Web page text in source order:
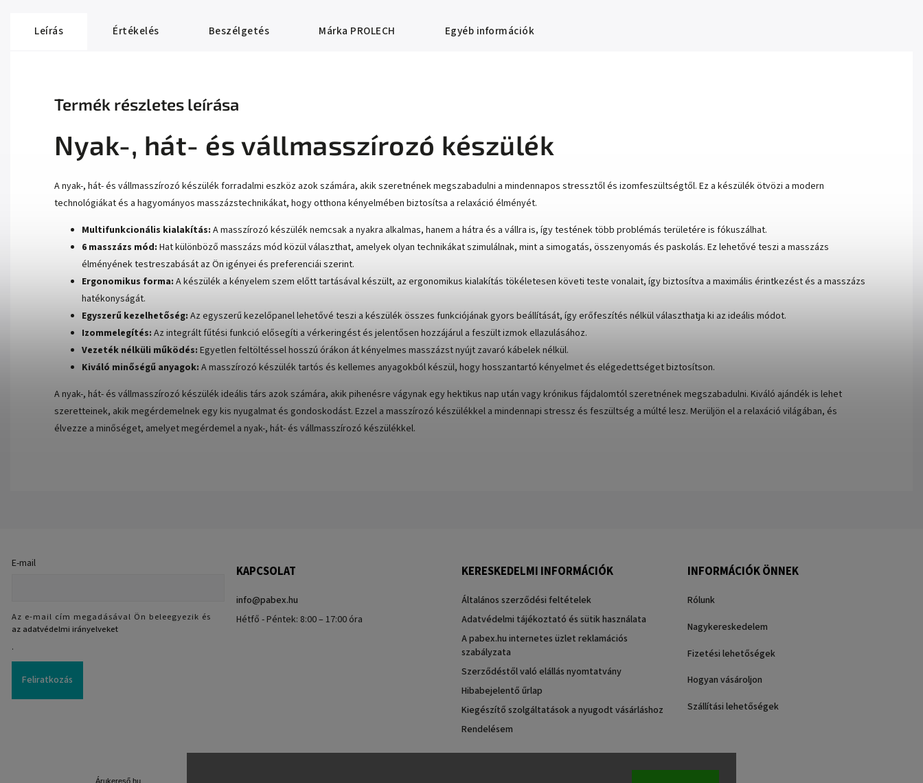
Leírás Értékelés Beszélgetés Márka PROLECH Egyéb információk
Termék részletes leírása
Nyak-, hát- és vállmasszírozó készülék
A nyak-, hát- és vállmasszírozó készülék forradalmi eszköz azok számára, akik szeretnének megszabadulni a mindennapos stressztől és izomfeszültségtől. Ez a készülék ötvözi a modern
technológiákat és a hagyományos masszázstechnikákat, hogy otthona kényelmében biztosítsa a relaxáció élményét.
Multifunkcionális kialakítás: A masszírozó készülék nemcsak a nyakra alkalmas, hanem a hátra és a vállra is, így testének több problémás területére is fókuszálhat.
6 masszázs mód: Hat különböző masszázs mód közül választhat, amelyek olyan technikákat szimulálnak, mint a simogatás, összenyomás és paskolás. Ez lehetővé teszi a masszázs
élményének testreszabását az Ön igényei és preferenciái szerint.
Ergonomikus forma: A készülék a kényelem szem előtt tartásával készült, az ergonomikus kialakítás tökéletesen követi teste vonalait, így biztosítva a maximális érintkezést és a masszázs
hatékonyságát.
Egyszerű kezelhetőség: Az egyszerű kezelőpanel lehetővé teszi a készülék összes funkciójának gyors beállítását, így erőfeszítés nélkül választhatja ki az ideális módot.
Izommelegítés: Az integrált fűtési funkció elősegíti a vérkeringést és jelentősen hozzájárul a feszült izmok ellazulásához.
Vezeték nélküli működés: Egyetlen feltöltéssel hosszú órákon át kényelmes masszázst nyújt zavaró kábelek nélkül.
Kiváló minőségű anyagok: A masszírozó készülék tartós és kellemes anyagokból készül, hogy hosszantartó kényelmet és elégedettséget biztosítson.
A nyak-, hát- és vállmasszírozó készülék ideális társ azok számára, akik pihenésre vágynak egy hektikus nap után vagy krónikus fájdalomtól szeretnének megszabadulni. Kiváló ajándék is lehet
szeretteinek, akik megérdemelnek egy kis nyugalmat és gondoskodást. Ezzel a masszírozó készülékkel a mindennapi stressz és feszültség a múlté lesz. Merüljön el a relaxáció világában, és
élvezze a minőséget, amelyet megérdemel a nyak-, hát- és vállmasszírozó készülékkel.
E-mail
Az e-mail cím megadásával Ön beleegyezik és
az adatvédelmi irányelveket
.
Feliratkozás
KAPCSOLAT
info@pabex.hu
Hétfő - Péntek: 8:00 – 17:00 óra
KERESKEDELMI INFORMÁCIÓK
Általános szerződési feltételek
Adatvédelmi tájékoztató és sütik használata
A pabex.hu internetes üzlet reklamációs
szabályzata
Szerződéstől való elállás nyomtatvány
Hibabejelentő űrlap
Kiegészítő szolgáltatások a nyugodt vásárláshoz
Rendelésem
INFORMÁCIÓK ÖNNEK
Rólunk
Nagykereskedelem
Fizetési lehetőségek
Hogyan vásároljon
Szállítási lehetőségek
Árukereső.hu